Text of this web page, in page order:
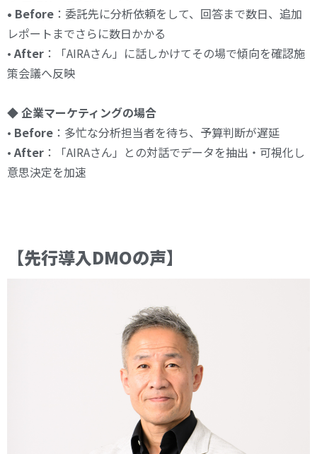
• Before ：委託先に分析依頼をして、回答まで数日、追加
レポートまでさらに数日かかる
•After ：「AIRAさん」に話しかけてその場で傾向を確認施
策会議へ反映
◆企業マーケティングの場合
• Before ：多忙な分析担当者を待ち、予算判断が遅延
•After ：「AIRAさん」との対話でデータを抽出・可視化し
意思決定を加速
【先行導入DMOの声】